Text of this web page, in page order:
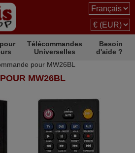
Télécommandes
Universelles
Besoin
d'aide ?
pour MW26BL
MW26BL